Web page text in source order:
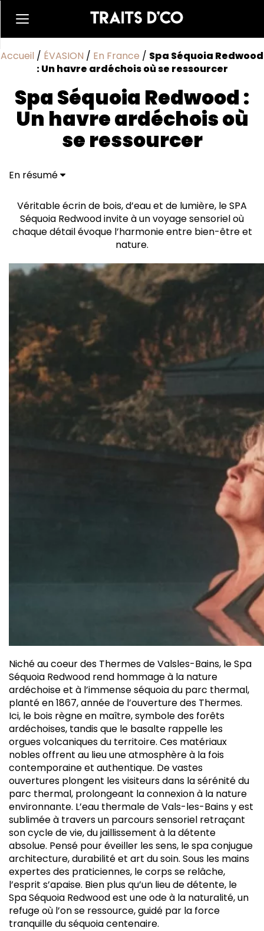
Accueil / ÉVASION / En France / Spa Séquoia Redwood
: Un havre ardéchois où se ressourcer
Spa Séquoia Redwood :
Un havre ardéchois où
se ressourcer
En résumé
Véritable écrin de bois, d’eau et de lumière, le SPA
Séquoia Redwood invite à un voyage sensoriel où
chaque détail évoque l’harmonie entre bien-être et
nature.
Niché au coeur des Thermes de Valsles-Bains, le Spa
Séquoia Redwood rend hommage à la nature
ardéchoise et à l’immense séquoia du parc thermal,
planté en 1867, année de l’ouverture des Thermes.
Ici, le bois règne en maître, symbole des forêts
ardéchoises, tandis que le basalte rappelle les
orgues volcaniques du territoire. Ces matériaux
nobles offrent au lieu une atmosphère à la fois
contemporaine et authentique. De vastes
ouvertures plongent les visiteurs dans la sérénité du
parc thermal, prolongeant la connexion à la nature
environnante. L’eau thermale de Vals-les-Bains y est
sublimée à travers un parcours sensoriel retraçant
son cycle de vie, du jaillissement à la détente
absolue. Pensé pour éveiller les sens, le spa conjugue
architecture, durabilité et art du soin. Sous les mains
expertes des praticiennes, le corps se relâche,
l’esprit s’apaise. Bien plus qu’un lieu de détente, le
Spa Séquoia Redwood est une ode à la naturalité, un
refuge où l’on se ressource, guidé par la force
tranquille du séquoia centenaire.